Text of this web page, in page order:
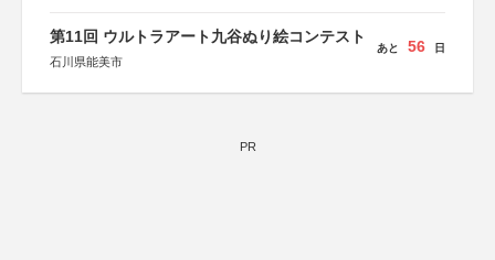
KADOKAWA、河出書房新社、幻冬舎、講談社、光文社、
集英社、小学館、祥伝社、新潮社、淡交社、ちいさいミシ
マ社、徳間書店、早川書房、PHP研究所、双葉社、文藝春
第11回 ウルトラアート九谷ぬり絵コンテスト
石川県能美市
あと 56 日
PR